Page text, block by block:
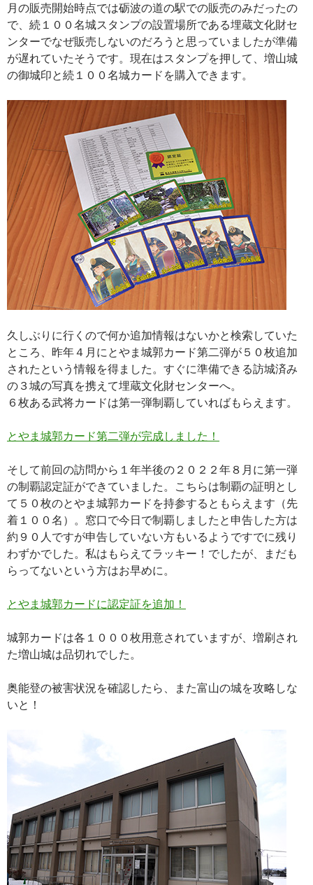
月の販売開始時点では砺波の道の駅での販売のみだったの
で、続１００名城スタンプの設置場所である埋蔵文化財セ
ンターでなぜ販売しないのだろうと思っていましたが準備
が遅れていたそうです。現在はスタンプを押して、増山城
の御城印と続１００名城カードを購入できます。
久しぶりに行くので何か追加情報はないかと検索していた
ところ、昨年４月にとやま城郭カード第二弾が５０枚追加
されたという情報を得ました。すぐに準備できる訪城済み
の３城の写真を携えて埋蔵文化財センターへ。
６枚ある武将カードは第一弾制覇していればもらえます。
とやま城郭カード第二弾が完成しました！
そして前回の訪問から１年半後の２０２２年８月に第一弾
の制覇認定証ができていました。こちらは制覇の証明とし
て５０枚のとやま城郭カードを持参するともらえます（先
着１００名）。窓口で今日で制覇しましたと申告した方は
約９０人ですが申告していない方もいるようですでに残り
わずかでした。私はもらえてラッキー！でしたが、まだも
らってないという方はお早めに。
とやま城郭カードに認定証を追加！
城郭カードは各１０００枚用意されていますが、増刷され
た増山城は品切れでした。
奥能登の被害状況を確認したら、また富山の城を攻略しな
いと！